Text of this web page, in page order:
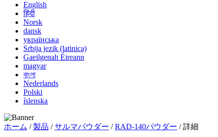
English
हिंदी
Norsk
dansk
українська
Srbija jezik (latinica)
Gaeilgenah Éireann
magyar
বাংলা
Nederlands
Polski
íslenska
ホーム /製品 /サルマパウダー /RAD-140パウダー / 詳細